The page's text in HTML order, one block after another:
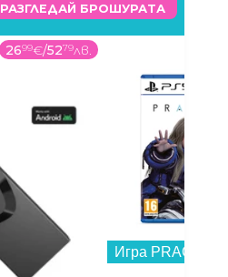
РАЗГЛЕДАЙ БРОШУРАТА
2699€/5279лв.
Игра